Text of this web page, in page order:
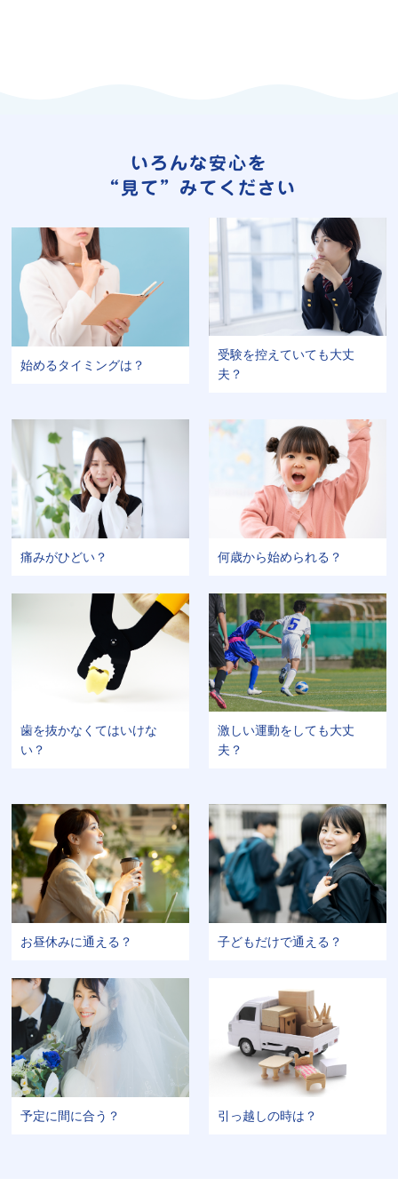
いろんな安心を
“見て”みてください
始めるタイミングは？
受験を控えていても大丈
夫？
痛みがひどい？ 何歳から始められる？
歯を抜かなくてはいけな
い？
激しい運動をしても大丈
夫？
お昼休みに通える？ 子どもだけで通える？
予定に間に合う？ 引っ越しの時は？